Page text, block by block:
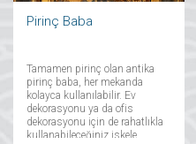
Pirinç Baba
Tamamen pirinç olan antika
pirinç baba, her mekanda
kolayca kullanılabilir. Ev
dekorasyonu ya da ofis
dekorasyonu için de rahatlıkla
kullanabileceğiniz iskele